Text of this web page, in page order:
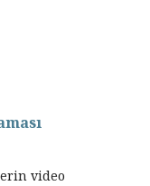
video